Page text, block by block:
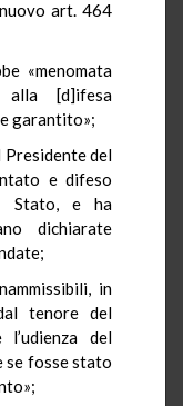
art. 464
«menomata
[d]ifesa
garantito»;
del
e difeso
Stato, e ha
dichiarate
in
tenore del
del
se fosse stato